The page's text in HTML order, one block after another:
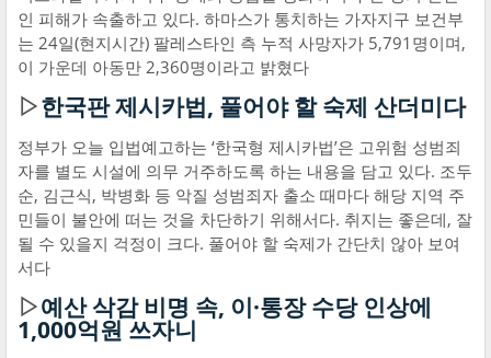
인 피해가 속출하고 있다. 하마스가 통치하는 가자지구 보건부
는 24일(현지시간) 팔레스타인 측 누적 사망자가 5,791명이며,
이 가운데 아동만 2,360명이라고 밝혔다
▷한국판 제시카법, 풀어야 할 숙제 산더미다
정부가 오늘 입법예고하는 ‘한국형 제시카법’은 고위험 성범죄
자를 별도 시설에 의무 거주하도록 하는 내용을 담고 있다. 조두
순, 김근식, 박병화 등 악질 성범죄자 출소 때마다 해당 지역 주
민들이 불안에 떠는 것을 차단하기 위해서다. 취지는 좋은데, 잘
될 수 있을지 걱정이 크다. 풀어야 할 숙제가 간단치 않아 보여
서다
▷예산 삭감 비명 속, 이·통장 수당 인상에
1,000억원 쓰자니